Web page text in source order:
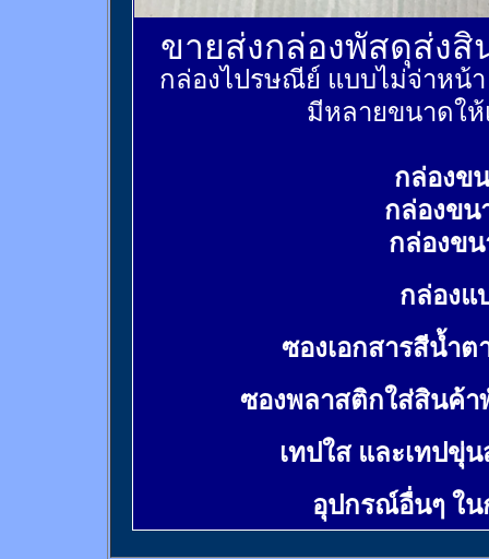
ขายส่งกล่องพัสดุส่ง
กล่องไปรษณีย์ แบบไม่จ่าหน้
มีหลายขนาดให้
กล่องข
กล่องขน
กล่องข
กล่องแ
ซองเอกสารสีน้ำต
ซองพลาสติกใส่สินค้า
เทปใส และเทปขุ่
อุปกรณ์อื่นๆ ใ